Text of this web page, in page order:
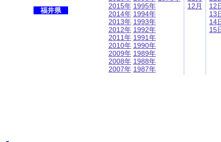
福井県
2015年
2014年
2013年
2012年
2011年
2010年
2009年
2008年
2007年
1995年
1994年
1993年
1992年
1991年
1990年
1989年
1988年
1987年
12月
12
13
14
15